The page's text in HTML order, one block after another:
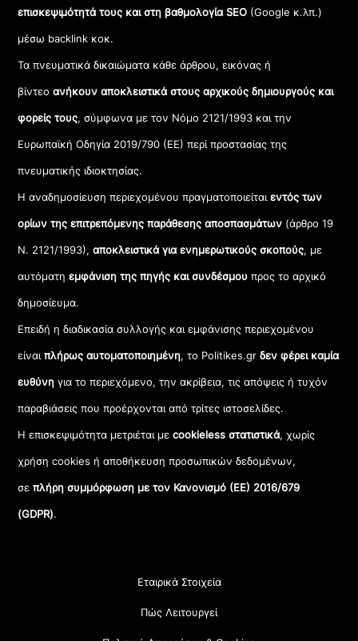
επισκεψιμότητά τους και στη βαθμολογία SEO (Google κ.λπ.)
μέσω backlink κοκ.
Τα πνευματικά δικαιώματα κάθε άρθρου, εικόνας ή
βίντεοανήκουν αποκλειστικά στους αρχικούς δημιουργούς και
φορείς τους, σύμφωνα με τον Νόμο 2121/1993 και την
Ευρωπαϊκή Οδηγία 2019/790 (ΕΕ) περί προστασίας της
πνευματικής ιδιοκτησίας.
Η αναδημοσίευση περιεχομένου πραγματοποιείταιεντός των
ορίων της επιτρεπόμενης παράθεσης αποσπασμάτων (άρθρο 19
Ν. 2121/1993), αποκλειστικά για ενημερωτικούς σκοπούς, με
αυτόματηεμφάνιση της πηγής και συνδέσμου προς το αρχικό
δημοσίευμα.
Επειδή η διαδικασία συλλογής και εμφάνισης περιεχομένου
είναιπλήρως αυτοματοποιημένη, το Politikes.grδεν φέρει καμία
ευθύνη για το περιεχόμενο, την ακρίβεια, τις απόψεις ή τυχόν
παραβιάσεις που προέρχονται από τρίτες ιστοσελίδες.
Η επισκεψιμότητα μετριέται μεcookieless στατιστικά, χωρίς
χρήση cookies ή αποθήκευση προσωπικών δεδομένων,
σεπλήρη συμμόρφωση με τον Κανονισμό (ΕΕ) 2016/679
(GDPR).
Εταιρικά Στοιχεία
Πώς Λειτουργεί